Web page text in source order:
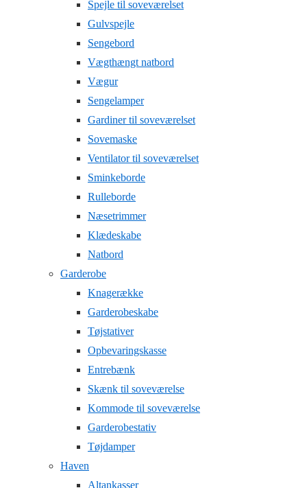
Spejle til soveværelset
Gulvspejle
Sengebord
Vægthængt natbord
Vægur
Sengelamper
Gardiner til soveværelset
Sovemaske
Ventilator til soveværelset
Sminkeborde
Rulleborde
Næsetrimmer
Klædeskabe
Natbord
Garderobe
Knagerække
Garderobeskabe
Tøjstativer
Opbevaringskasse
Entrebænk
Skænk til soveværelse
Kommode til soveværelse
Garderobestativ
Tøjdamper
Haven
Altankasser